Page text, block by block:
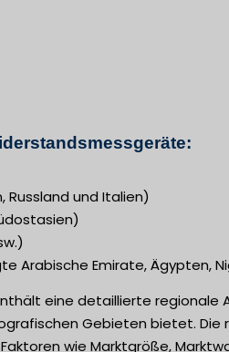
Russland und Italien)
Arabische Emirate, Ägypten,
eine detaillierte regionale
Gebieten bietet. Die
wie Marktgröße,